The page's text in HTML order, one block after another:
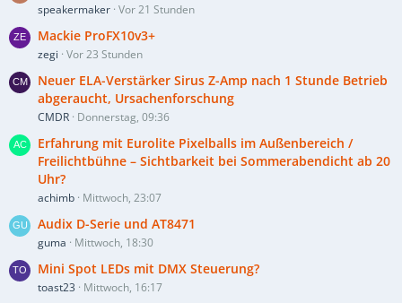
speakermaker Vor 21 Stunden
Mackie ProFX10v3+
zegi Vor 23 Stunden
Neuer ELA-Verstärker Sirus Z-Amp nach 1 Stunde Betrieb
abgeraucht, Ursachenforschung
CMDR Donnerstag, 09:36
Erfahrung mit Eurolite Pixelballs im Außenbereich /
Freilichtbühne – Sichtbarkeit bei Sommerabendicht ab 20
Uhr?
achimb Mittwoch, 23:07
Audix D-Serie und AT8471
guma Mittwoch, 18:30
Mini Spot LEDs mit DMX Steuerung?
toast23 Mittwoch, 16:17